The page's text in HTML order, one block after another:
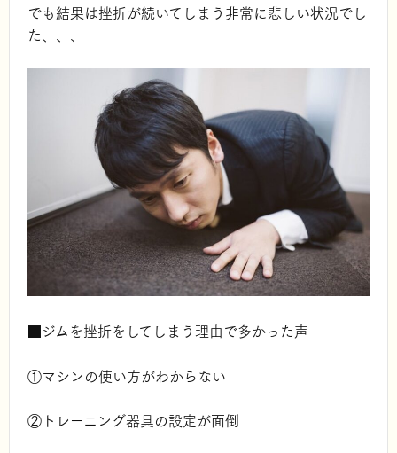
でも結果は挫折が続いてしまう非常に悲しい状況でし
た、、、
■ジムを挫折をしてしまう理由で多かった声
①マシンの使い方がわからない
②トレーニング器具の設定が面倒